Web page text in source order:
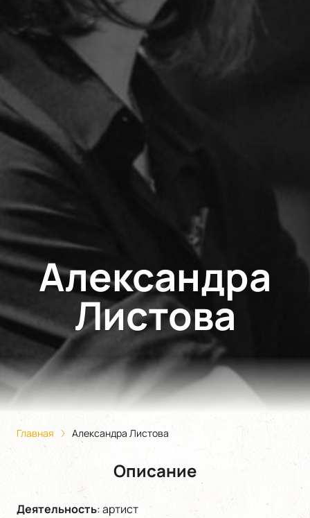
Александра
Листова
Главная Александра Листова
Описание
Деятельность:артист